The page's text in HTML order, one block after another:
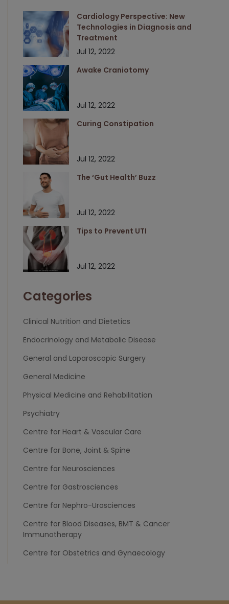
Cardiology Perspective: New
Technologies in Diagnosis and
Treatment
Jul 12, 2022
Awake Craniotomy
Jul 12, 2022
Curing Constipation
Jul 12, 2022
The ‘Gut Health’ Buzz
Jul 12, 2022
Tips to Prevent UTI
Jul 12, 2022
Categories
Clinical Nutrition and Dietetics
Endocrinology and Metabolic Disease
General and Laparoscopic Surgery
General Medicine
Physical Medicine and Rehabilitation
Psychiatry
Centre for Heart & Vascular Care
Centre for Bone, Joint & Spine
Centre for Neurosciences
Centre for Gastrosciences
Centre for Nephro-Urosciences
Centre for Blood Diseases, BMT & Cancer
Immunotherapy
Centre for Obstetrics and Gynaecology